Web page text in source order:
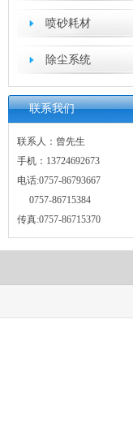
喷砂耗材
除尘系统
联系我们
联系人：曾先生
手机：13724692673
电话:0757-86793667
0757-86715384
传真:0757-86715370